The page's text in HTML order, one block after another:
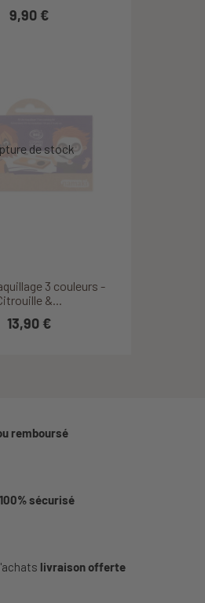
9,90 €
3 couleurs -
&...
13,90 €
remboursé
100% sécurisé
livraison offerte